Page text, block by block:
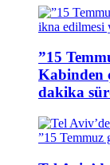
”15
Kabinden
dakika